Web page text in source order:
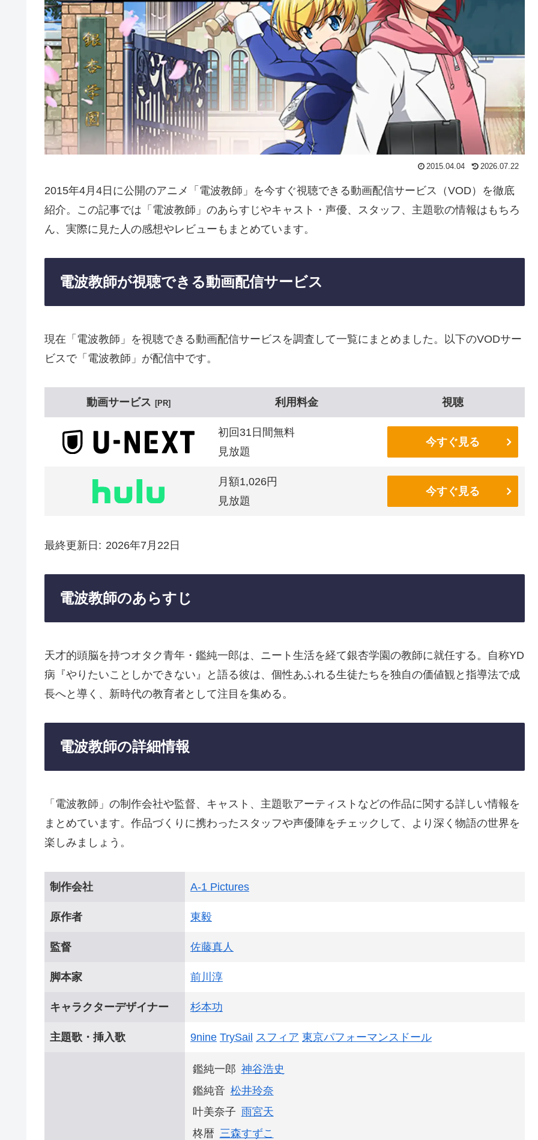
2015.04.04 2026.07.22
2015年4月4日に公開のアニメ「電波教師」を今すぐ視聴できる動画配信サービス（VOD）を徹底
紹介。この記事では「電波教師」のあらすじやキャスト・声優、スタッフ、主題歌の情報はもちろ
ん、実際に見た人の感想やレビューもまとめています。
電波教師が視聴できる動画配信サービス
現在「電波教師」を視聴できる動画配信サービスを調査して一覧にまとめました。以下のVODサー
ビスで「電波教師」が配信中です。
動画サービス PR 利用料金 視聴
初回31日間無料
見放題
今すぐ見る
月額1,026円
見放題
今すぐ見る
最終更新日 2026年7月22日
電波教師のあらすじ
天才的頭脳を持つオタク青年・鑑純一郎は、ニート生活を経て銀杏学園の教師に就任する。自称YD
病『やりたいことしかできない』と語る彼は、個性あふれる生徒たちを独自の価値観と指導法で成
長へと導く、新時代の教育者として注目を集める。
電波教師の詳細情報
「電波教師」の制作会社や監督、キャスト、主題歌アーティストなどの作品に関する詳しい情報を
まとめています。作品づくりに携わったスタッフや声優陣をチェックして、より深く物語の世界を
楽しみましょう。
制作会社 A-1 Pictures
原作者 東毅
監督 佐藤真人
脚本家 前川淳
キャラクターデザイナー 杉本功
主題歌・挿入歌 9nine TrySail スフィア 東京パフォーマンスドール
鑑純一郎 神谷浩史
鑑純音 松井玲奈
叶美奈子 雨宮天
柊暦 三森すずこ